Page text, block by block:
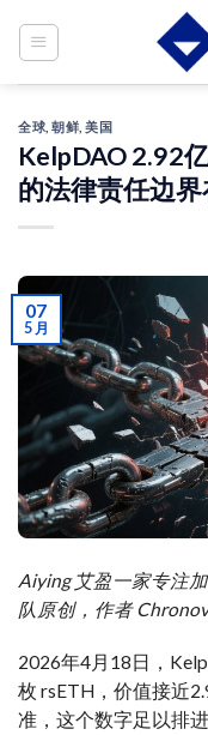
全球 ,朝鲜 ,美国
KelpDAO 2.92
的法律责任边界
07
5 月
Aiying 艾盈一家专注
队原创，作者
2026年4月18日，
枚 rsETH，价值接近
准，这个数字足以排